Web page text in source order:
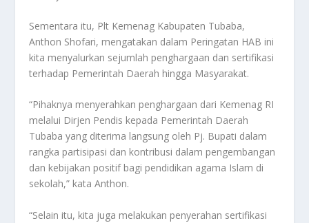
Sementara itu, Plt Kemenag Kabupaten Tubaba,
Anthon Shofari, mengatakan dalam Peringatan HAB ini
kita menyalurkan sejumlah penghargaan dan sertifikasi
terhadap Pemerintah Daerah hingga Masyarakat.
“Pihaknya menyerahkan penghargaan dari Kemenag RI
melalui Dirjen Pendis kepada Pemerintah Daerah
Tubaba yang diterima langsung oleh Pj. Bupati dalam
rangka partisipasi dan kontribusi dalam pengembangan
dan kebijakan positif bagi pendidikan agama Islam di
sekolah,” kata Anthon.
“Selain itu, kita juga melakukan penyerahan sertifikasi